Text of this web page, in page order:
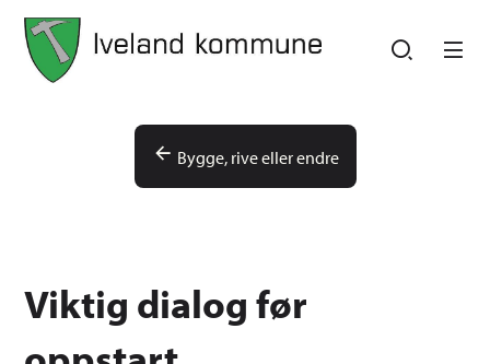
Iveland kommune
Bygge, rive eller endre
Viktig dialog før